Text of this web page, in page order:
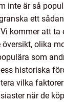
inte är så
ett
kommer att ta
översikt, olika
som
historiska
vilka
när de